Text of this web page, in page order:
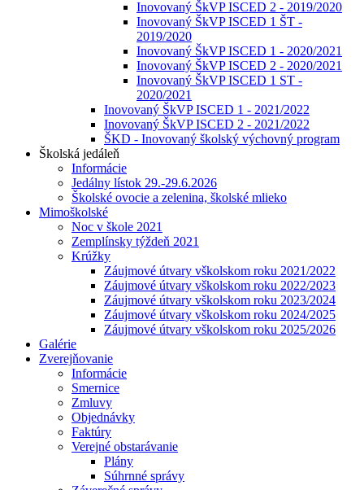
Inovovaný ŠkVP ISCED 2 - 2019/2020
Inovovaný ŠkVP ISCED 1 ŠT -
2019/2020
Inovovaný ŠkVP ISCED 1 - 2020/2021
Inovovaný ŠkVP ISCED 2 - 2020/2021
Inovovaný ŠkVP ISCED 1 ST -
2020/2021
Inovovaný ŠkVP ISCED 1 - 2021/2022
Inovovaný ŠkVP ISCED 2 - 2021/2022
ŠKD - Inovovaný školský výchovný program
Školská jedáleň
Informácie
Jedálny lístok 29.-29.6.2026
Školské ovocie a zelenina, školské mlieko
Mimoškolské
Noc v škole 2021
Zemplínsky týždeň 2021
Krúžky
Záujmové útvary vškolskom roku 2021/2022
Záujmové útvary vškolskom roku 2022/2023
Záujmové útvary vškolskom roku 2023/2024
Záujmové útvary vškolskom roku 2024/2025
Záujmové útvary vškolskom roku 2025/2026
Galérie
Zverejňovanie
Informácie
Smernice
Zmluvy
Objednávky
Faktúry
Verejné obstarávanie
Plány
Súhrnné správy